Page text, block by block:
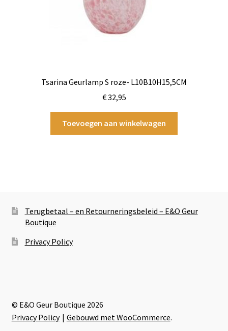
Tsarina Geurlamp S roze- L10B10H15,5CM
€32,95
Toevoegen aan winkelwagen
Terugbetaal – en Retourneringsbeleid – E&O Geur
Boutique
Privacy Policy
© E&O Geur Boutique 2026
Privacy Policy
Gebouwd met WooCommerce.